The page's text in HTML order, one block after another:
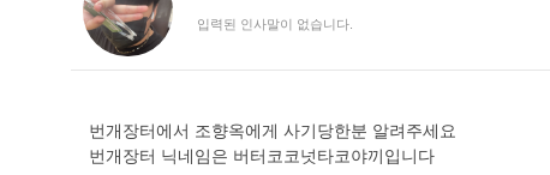
입력된 인사말이 없습니다.
번개장터에서 조향옥에게 사기당한분 알려주세요
번개장터 닉네임은 버터코코넛타코야끼입니다